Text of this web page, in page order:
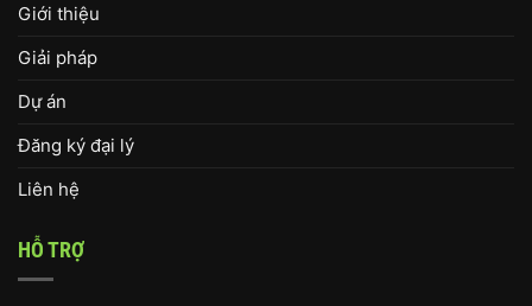
Giới thiệu
Giải pháp
Dự án
Đăng ký đại lý
Liên hệ
HỖ TRỢ